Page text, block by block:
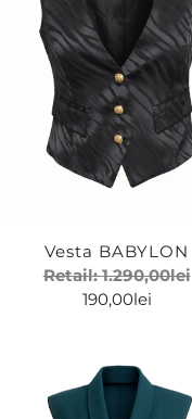
Vesta BABYLON
Retail:1.290,00lei
190,00lei